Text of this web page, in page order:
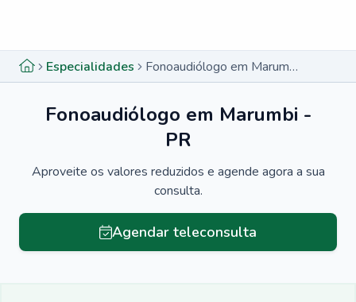
Especialidades Fonoaudiólogo em Marumbi - PR
Fonoaudiólogo em Marumbi -
PR
Aproveite os valores reduzidos e agende agora a sua
consulta.
Agendar teleconsulta